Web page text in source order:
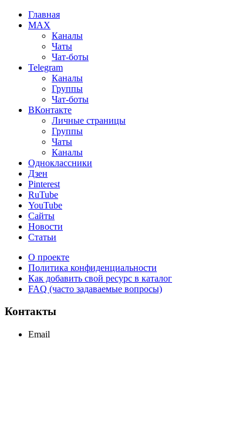
Главная
MAX
Каналы
Чаты
Чат-боты
Telegram
Каналы
Группы
Чат-боты
ВКонтакте
Личные страницы
Группы
Чаты
Каналы
Одноклассники
Дзен
Pinterest
RuTube
YouTube
Сайты
Новости
Статьи
О проекте
Политика конфиденциальности
Как добавить свой ресурс в каталог
FAQ (часто задаваемые вопросы)
Контакты
Email